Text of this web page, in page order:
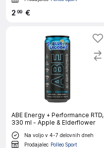
2 99 €
ABE Energy + Performance RTD,
330 ml - Apple & Elderflower
Na voljo v 4-7 delovnih dneh
Prodajalec Polleo Sport